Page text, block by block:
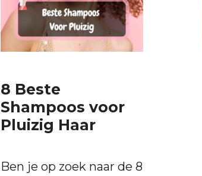
8 Beste
Shampoos voor
Pluizig Haar
Ben je op zoek naar de 8